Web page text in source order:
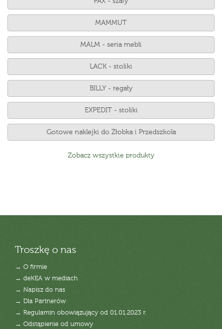
MAMMUT
MALM - seria mebli
LACK - stoliki
BILLY - regały
EXPEDIT - stoliki
Gotowe naklejki do Żłobka i Przedszkola
Zobacz wszystkie produkty
Troszkę o nas
→ O firmie
→ deKEA w mediach
→ Napisz do nas
→ Dla Partnerów
→ Regulamin obowiązujący od 01.01.2023 r.
→ Odstąpienie od umowy